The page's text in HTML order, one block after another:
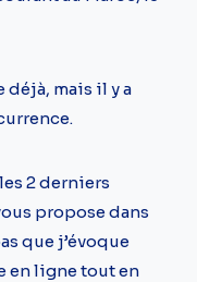
déjà, mais il y a
2 derniers
propose dans
que j’évoque
en ligne tout en